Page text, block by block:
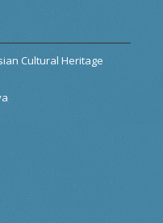
Cultural Heritage